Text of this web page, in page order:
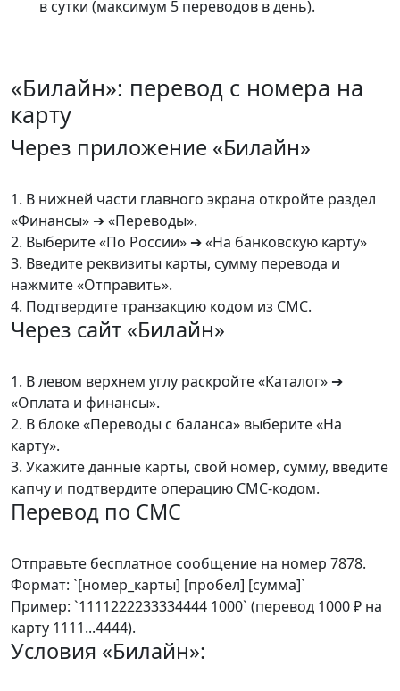
в сутки (максимум 5 переводов в день).
«Билайн»: перевод с номера на
карту
Через приложение «Билайн»
1. В нижней части главного экрана откройте раздел
«Финансы» ➔ «Переводы».
2. Выберите «По России» ➔ «На банковскую карту»
3. Введите реквизиты карты, сумму перевода и
нажмите «Отправить».
4. Подтвердите транзакцию кодом из СМС.
Через сайт «Билайн»
1. В левом верхнем углу раскройте «Каталог» ➔
«Оплата и финансы».
2. В блоке «Переводы с баланса» выберите «На
карту».
3. Укажите данные карты, свой номер, сумму, введите
капчу и подтвердите операцию СМС-кодом.
Перевод по СМС
Отправьте бесплатное сообщение на номер 7878.
Формат: `[номер_карты] [пробел] [сумма]`
Пример: `1111222233334444 1000` (перевод 1000 ₽ на
карту 1111...4444).
Условия «Билайн»: